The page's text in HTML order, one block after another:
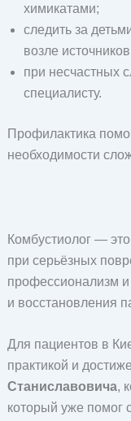
химикатами;
следить за
возле
при несчастных
специалисту.
Профилактика
необходимости
Комбустиолог —
при серьёзных
профессионализм и
и восстановления
Для пациентов в
практикой и
Станиславовича,
который уже помог